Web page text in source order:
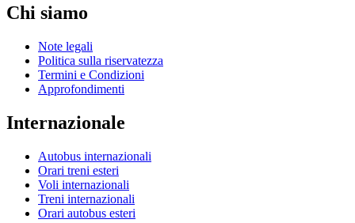
Chi siamo
Note legali
Politica sulla riservatezza
Termini e Condizioni
Approfondimenti
Internazionale
Autobus internazionali
Orari treni esteri
Voli internazionali
Treni internazionali
Orari autobus esteri